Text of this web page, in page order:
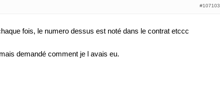
#107103
fois, le numero dessus est noté dans le contrat etccc
demandé comment je l avais eu.